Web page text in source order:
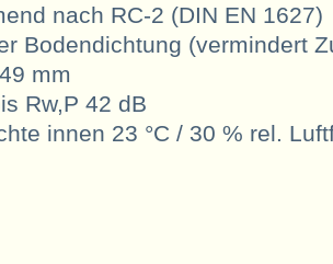
nach RC-2 (DIN EN 1627)
Bodendichtung (vermindert
mm
Rw,P 42 dB
innen 23 °C / 30 % rel.